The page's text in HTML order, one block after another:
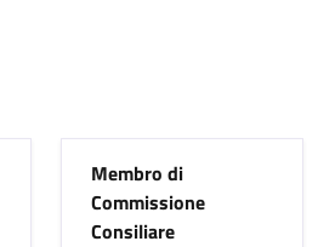
Membro di
Commissione
Consiliare